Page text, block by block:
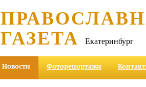
ГАЗЕТА Екатеринбург
Новости Фоторепортажи